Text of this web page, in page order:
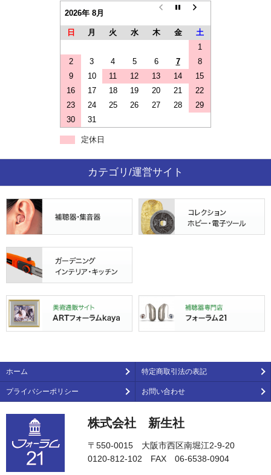
2026年 8月
日 月 火 水 木 金
土
1
2
3 4 5 6 7
8
9
10 11 12 13 14
15
16
17 18 19 20 21
22
23
24 25 26 27 28
29
30
31
定休日
カテゴリ/運営サイト
ホーム 特定商取引法の表記
プライバシーポリシー お問い合わせ
株式会社 新生社
〒550-0015 大阪市西区南堀江2-9-20
0120-812-102 FAX 06-6538-0904